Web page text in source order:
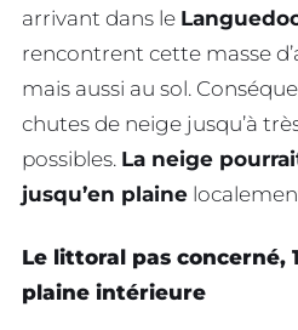
arrivant dans le
rencontrent cette masse
mais aussi au sol.
chutes de neige jusqu’à
possibles. La neige
jusqu’en plaine
Le littoral pas concerné,
plaine intérieure